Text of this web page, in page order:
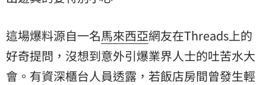
這場爆料源自一名馬來西亞網友在Threads上的
好奇提問，沒想到意外引爆業界人士的吐苦水大
會。有資深櫃台人員透露，若飯店房間曾發生輕